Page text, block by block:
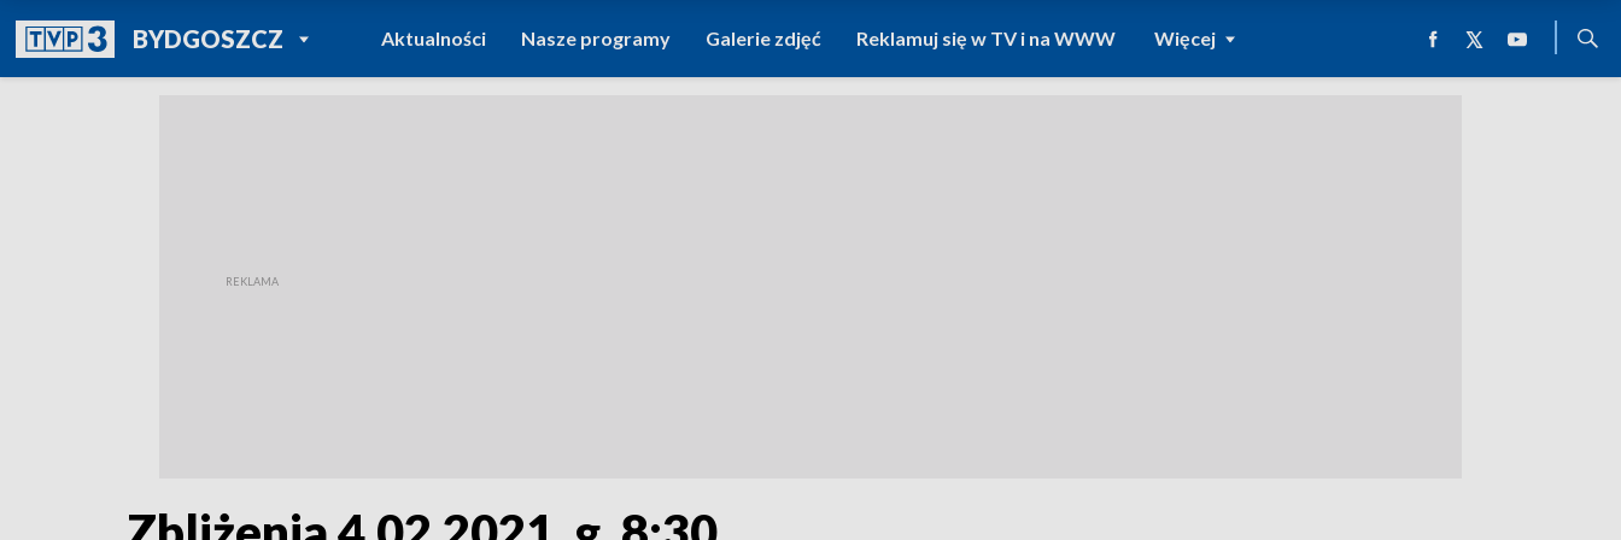
BYDGOSZCZPOWRÓT DO
TVP REGIONY
Aktualności Nasze programy Galerie zdjęć Reklamuj się w TV i na WWW Więcej